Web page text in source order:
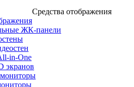
Средства отображения
ЖК-панели
in-One
экранов